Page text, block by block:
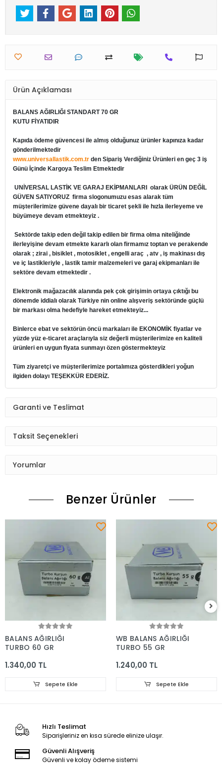
Ürün Açıklaması
BALANS AĞIRLIĞI STANDART 70 GR
KUTU FİYATIDIR
Kapıda ödeme güvencesi ile almış olduğunuz ürünler kapınıza kadar
gönderilmektedir
www.universallastik.com.tr den Sipariş Verdiğiniz Ürünleri en geç 3 iş
Günü İçinde Kargoya Teslim Etmektedir
UNİVERSAL LASTİK VE GARAJ EKİPMANLARI
olarak ÜRÜN DEĞİL
GÜVEN SATIYORUZ firma slogonumuzu esas alarak tüm
müşterilerimize güvene dayalı bir ticaret şekli ile hızla ilerleyeme ve
büyümeye devam etmekteyiz .
Sektörde takip eden değil takip edilen bir firma olma niteliğinde
ilerleyişine devam etmekte kararlı olan firmamız toptan ve perakende
olarak ; zirai , bisiklet , motosiklet , engelli araç , atv , iş makinası dış
ve iç lastikleriyle , lastik tamir malzemeleri ve garaj ekipmanları ile
sektöre devam etmektedir .
Elektronik mağazacılık alanında pek çok girişimin ortaya çıktığı bu
dönemde iddialı olarak Türkiye nin online alışveriş sektöründe güçlü
bir markası olma hedefiyle hareket etmekteyiz...
Binlerce ebat ve sektörün öncü markaları ile EKONOMİK fiyatlar ve
yüzde yüz e-ticaret araçlarıyla siz değerli müşterilerimize en kaliteli
ürünleri en uygun fiyata sunmayı özen göstermekteyiz
Tüm ziyaretçi ve müşterilerimize portalımıza gösterdikleri yoğun
ilgiden dolayı TEŞEKKÜR EDERİZ.
Garanti ve Teslimat
Taksit Seçenekleri
Yorumlar
Benzer Ürünler
BALANS AĞIRLIĞI
TURBO 60 GR
1.340,00 TL
Sepete Ekle
WB BALANS AĞIRLIĞI
TURBO 55 GR
1.240,00 TL
Sepete Ekle
Hızlı Teslimat
Siparişleriniz en kısa sürede elinize ulaşır.
Güvenli Alışveriş
Güvenli ve kolay ödeme sistemi